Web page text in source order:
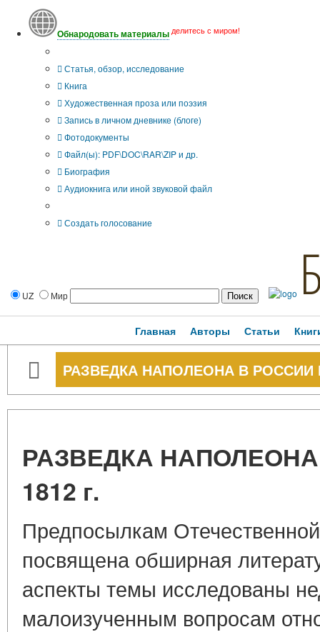
Обнародовать материалы делитесь с миром!
Статья, обзор, исследование
Книга
Художественная проза или поэзия
Запись в личном дневнике (блоге)
Фотодокументы
Файл(ы): PDF\DOC\RAR\ZIP и др.
Биография
Аудиокнига или иной звуковой файл
Создать голосование
UZ Мир
Главная Авторы Статьи
РАЗВЕДКА НАПОЛЕОНА В РОССИИ
РАЗВЕДКА
1812 г.
Предпосылкам
посвящена обширная
аспекты темы исследованы
малоизученным вопросам